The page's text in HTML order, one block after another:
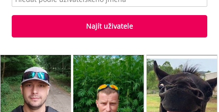
Najít uživatele